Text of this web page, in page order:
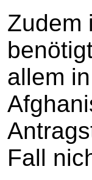
Zudem
allem
Fall